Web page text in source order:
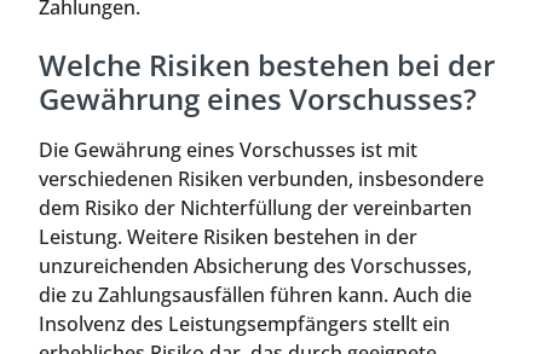
Zahlungen.
Welche Risiken bestehen bei der
Gewährung eines Vorschusses?
Die Gewährung eines Vorschusses ist mit
verschiedenen Risiken verbunden, insbesondere
dem Risiko der Nichterfüllung der vereinbarten
Leistung. Weitere Risiken bestehen in der
unzureichenden Absicherung des Vorschusses,
die zu Zahlungsausfällen führen kann. Auch die
Insolvenz des Leistungsempfängers stellt ein